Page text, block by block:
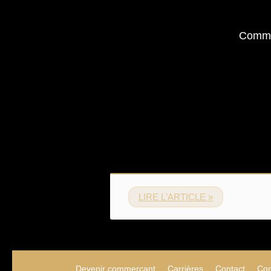
LIRE L'ARTICLE »
Devenir commercant Carrières Contact